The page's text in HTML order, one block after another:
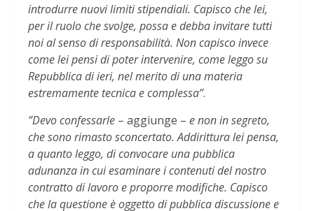
introdurre nuovi limiti stipendiali. Capisco che lei,
per il ruolo che svolge, possa e debba invitare tutti
noi al senso di responsabilità. Non capisco invece
come lei pensi di poter intervenire, come leggo su
Repubblica di ieri, nel merito di una materia
estremamente tecnica e complessa”.
”Devo confessarle – aggiunge – e non in segreto,
che sono rimasto sconcertato. Addirittura lei pensa,
a quanto leggo, di convocare una pubblica
adunanza in cui esaminare i contenuti del nostro
contratto di lavoro e proporre modifiche. Capisco
che la questione è oggetto di pubblica discussione e